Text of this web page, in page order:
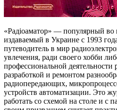
«Радіоаматор» — популярный во
издаваемый в Украине с 1993
путеводитель в мир
увлечения, ради своего хобби
профессиональной деятельности
разработкой и ремонтом
радиопередающих,
устройств автоматизации. Это
работать со схемой на столе и с